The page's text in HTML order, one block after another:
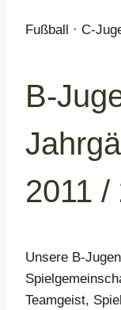
Fußball · C-
B-
2011 /
Unsere B-
Teamgeist,